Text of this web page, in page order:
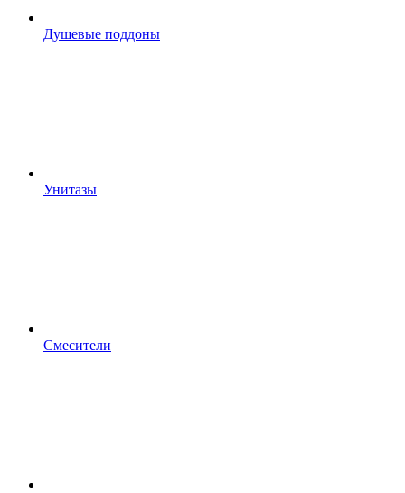
Душевые поддоны
Унитазы
Смесители